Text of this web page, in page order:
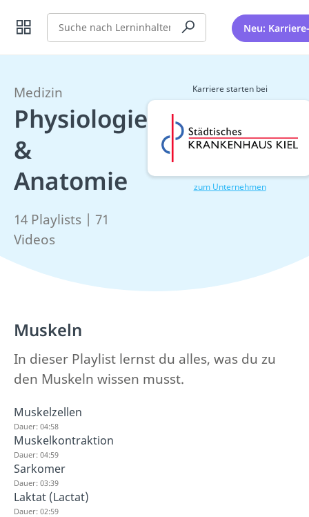
Suche Neu:
Medizin
Physiologie
&
Anatomie
14 Playlists | 71
Videos
Karriere starten bei
zum Unternehmen
Muskeln
In dieser Playlist lernst du alles, was du zu
den Muskeln wissen musst.
Muskelzellen
Dauer: 04:58
Muskelkontraktion
Dauer: 04:59
Sarkomer
Dauer: 03:39
Laktat (Lactat)
Dauer: 02:59